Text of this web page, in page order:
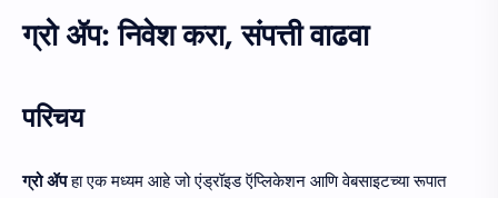
ग्रो ॲप: निवेश करा, संपत्ती वाढवा
परिचय
ग्रो ॲपहा एक मध्यम आहे जो एंड्रॉइड ऍप्लिकेशन आणि वेबसाइटच्या रूपात